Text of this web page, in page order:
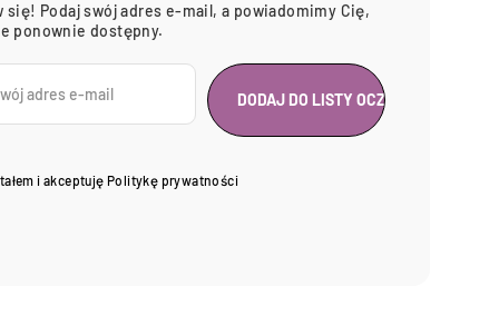
się! Podaj swój adres e-mail, a powiadomimy Cię,
ponownie dostępny.
i akceptuję Politykę prywatności